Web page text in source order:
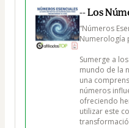
-- Los
“Números
Numerología
Sumerge a
mundo de la
una
números
ofreciendo
utilizar este